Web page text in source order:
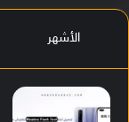
الأشهر